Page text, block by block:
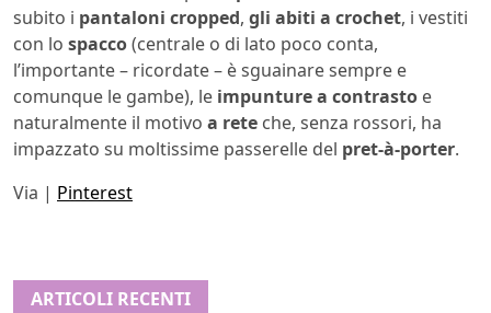
subito i pantaloni cropped, gli abiti a crochet, i vestiti
con lo spacco(centrale o di lato poco conta,
l’importante – ricordate – è sguainare sempre e
comunque le gambe), le impunture a contrasto e
naturalmente il motivo a rete che, senza rossori, ha
impazzato su moltissime passerelle del pret-à-porter.
Via | Pinterest
ARTICOLI RECENTI